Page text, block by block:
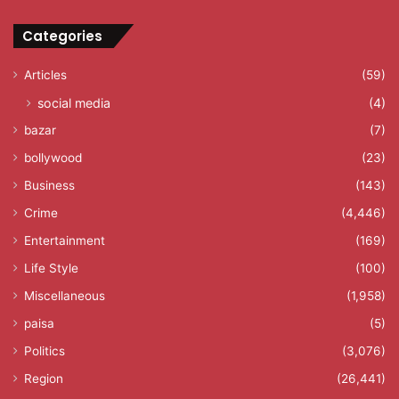
Categories
Articles (59)
social media (4)
bazar
(7)
bollywood
(23)
Business
(143)
Crime
(4,446)
Entertainment
(169)
Life Style
(100)
Miscellaneous
(1,958)
paisa
(5)
Politics
(3,076)
Region
(26,441)